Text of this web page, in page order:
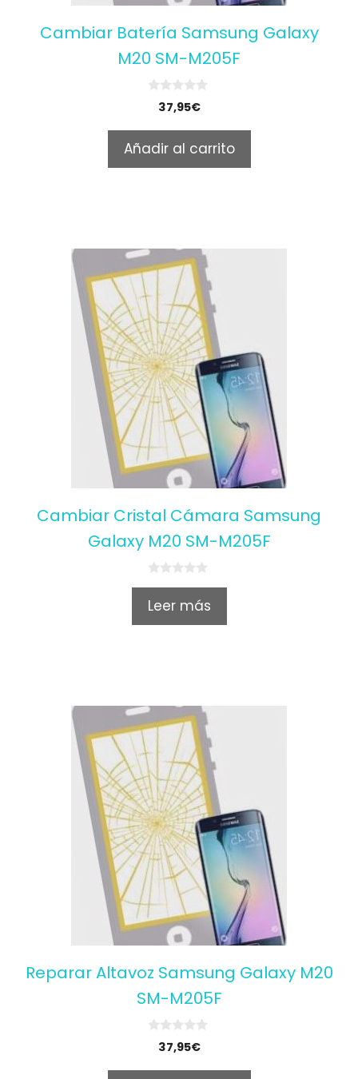
Cambiar Batería Samsung Galaxy
M20 SM-M205F
o
f
5
37,95€
Añadir al carrito
Cambiar Cristal Cámara Samsung
Galaxy M20 SM-M205F
0
u
Leer más
Reparar Altavoz Samsung Galaxy M20
SM-M205F
37,95€